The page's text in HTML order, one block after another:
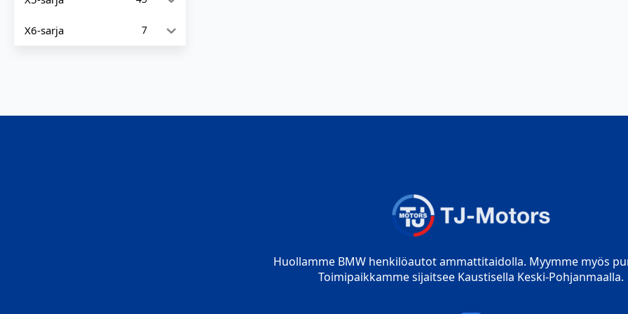
X6-sarja 7
Huollamme BMW henkilöautot ammattitaidolla. Myymme myös
Toimipaikkamme sijaitsee Kaustisella Keski-Pohjanmaalla.